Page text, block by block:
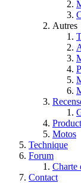
Autres
Motos
Technique
Forum
Charte
Contact